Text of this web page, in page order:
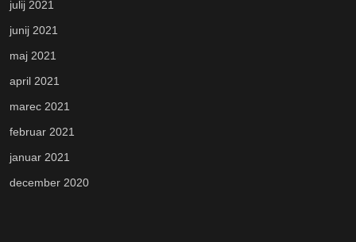
julij 2021
junij 2021
maj 2021
april 2021
marec 2021
februar 2021
januar 2021
december 2020